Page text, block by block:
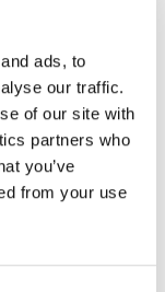
ads, to
our traffic.
of our site with
partners who
you’ve
from your use
de transport
de votre
du poids
qualité de la